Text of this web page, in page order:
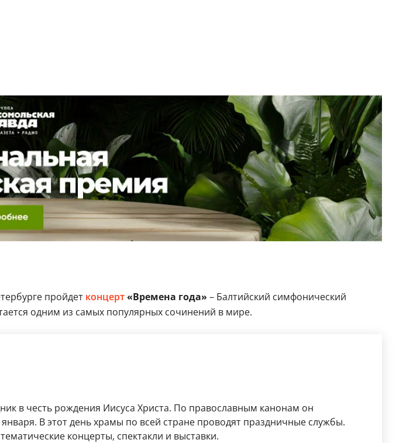
пройдет концерт«Времена года» – Балтийский симфонический
одним из самых популярных сочинений в мире.
в честь рождения Иисуса Христа. По православным канонам он
В этот день храмы по всей стране проводят праздничные службы.
концерты, спектакли и выставки.